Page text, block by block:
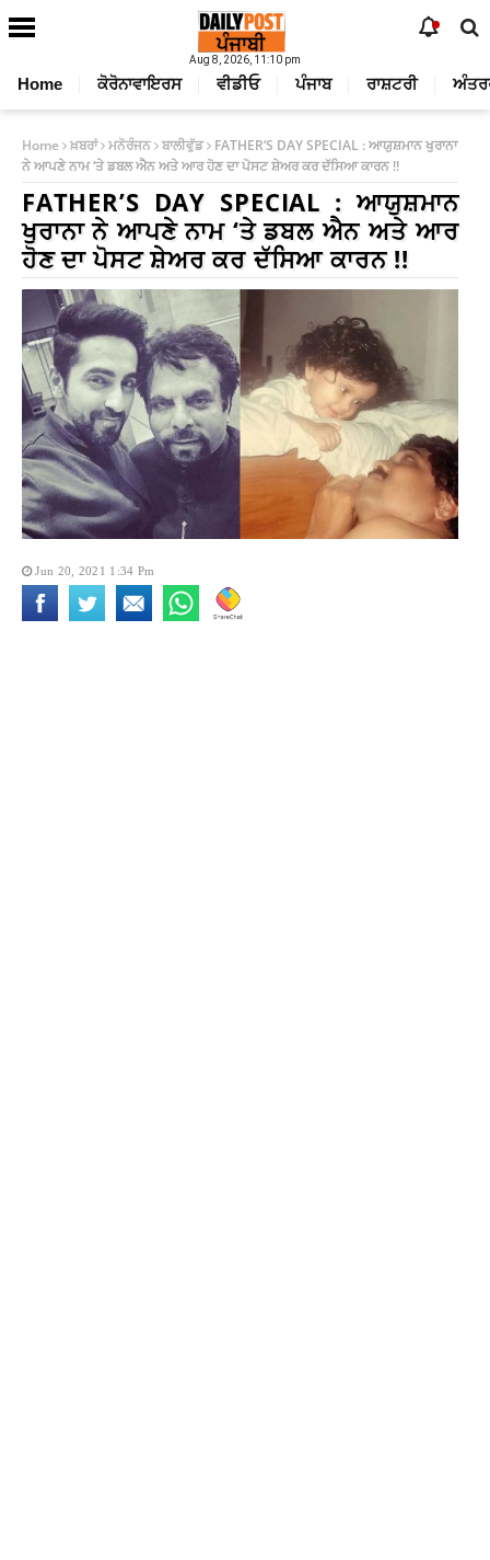
Aug 8, 2026, 11:10 pm
Home ਕੋਰੋਨਾਵਾਇਰਸ ਵੀਡੀਓ ਪੰਜਾਬ ਰਾਸ਼ਟਰੀ
Home ਖ਼ਬਰਾਂ ਮਨੋਰੰਜਨ ਬਾਲੀਵੁੱਡ
FATHER’S DAY SPECIAL : ਆਯੁਸ਼ਮਾਨ ਖੁਰਾਨਾ
ਨੇ ਆਪਣੇ ਨਾਮ ‘ਤੇ ਡਬਲ ਐਨ ਅਤੇ ਆਰ ਹੋਣ ਦਾ ਪੋਸਟ ਸ਼ੇਅਰ ਕਰ ਦੱਸਿਆ ਕਾਰਨ !!
FATHER’S DAY SPECIAL : ਆਯੁਸ਼ਮਾਨ
ਖੁਰਾਨਾ ਨੇ ਆਪਣੇ ਨਾਮ ‘ਤੇ ਡਬਲ ਐਨ ਅਤੇ ਆਰ
ਹੋਣ ਦਾ ਪੋਸਟ ਸ਼ੇਅਰ ਕਰ ਦੱਸਿਆ ਕਾਰਨ !!
Jun 20, 2021 1:34 Pm